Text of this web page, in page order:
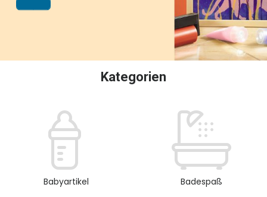
Kategorien
Babyartikel Badespaß